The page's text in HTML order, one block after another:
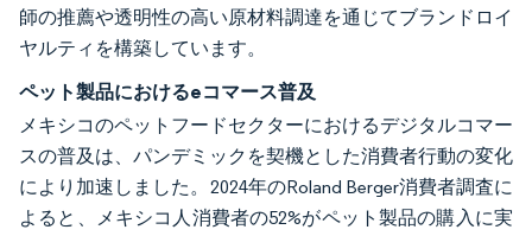
師の推薦や透明性の高い原材料調達を通じてブランドロイ
ヤルティを構築しています。
ペット製品におけるeコマース普及
メキシコのペットフードセクターにおけるデジタルコマー
スの普及は、パンデミックを契機とした消費者行動の変化
により加速しました。2024年のRoland Berger消費者調査に
よると、メキシコ人消費者の52%がペット製品の購入に実